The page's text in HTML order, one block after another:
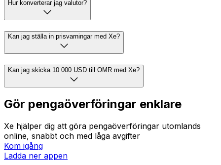
Hur konverterar jag valutor?
Kan jag ställa in prisvarningar med Xe?
Kan jag skicka 10 000 USD till OMR med Xe?
Gör pengaöverföringar enklare
Xe hjälper dig att göra pengaöverföringar utomlands
online, snabbt och med låga avgifter
Kom igång
Ladda ner appen